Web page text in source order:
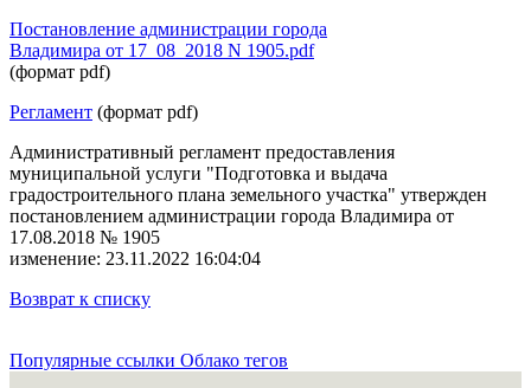
Постановление администрации города
Владимира от 17_08_2018 N 1905.pdf
(формат pdf)
Регламент (формат pdf)
Административный регламент предоставления
муниципальной услуги "Подготовка и выдача
градостроительного плана земельного участка" утвержден
постановлением администрации города Владимира от
17.08.2018 № 1905
изменение: 23.11.2022 16:04:04
Возврат к списку
Популярные ссылки Облако тегов